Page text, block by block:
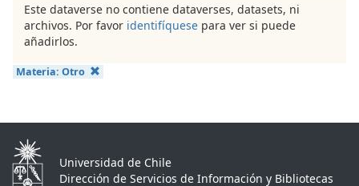
Este dataverse no contiene dataverses, datasets, ni
archivos. Por favor identifíquese para ver si puede
añadirlos.
Materia: Otro
Universidad de Chile
Dirección de Servicios de Información y Bibliotecas